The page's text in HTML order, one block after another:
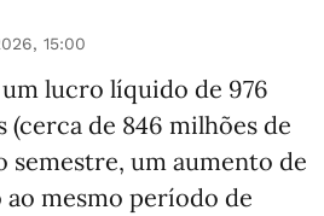
15:00
lucro líquido de 976
(cerca de 846 milhões de
semestre, um aumento de
ao mesmo período de